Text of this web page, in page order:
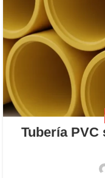
Tubería